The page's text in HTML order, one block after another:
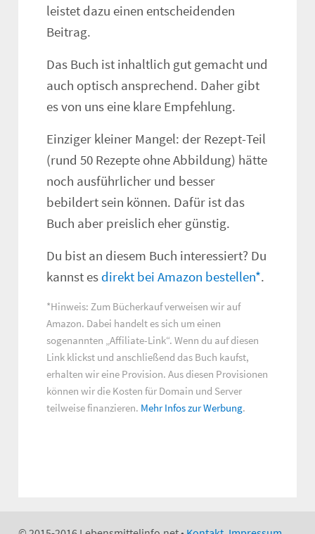
leistet dazu einen entscheidenden
Beitrag.
Das Buch ist inhaltlich gut gemacht und
auch optisch ansprechend. Daher gibt
es von uns eine klare Empfehlung.
Einziger kleiner Mangel: der Rezept-Teil
(rund 50 Rezepte ohne Abbildung) hätte
noch ausführlicher und besser
bebildert sein können. Dafür ist das
Buch aber preislich eher günstig.
Du bist an diesem Buch interessiert? Du
kannst es direkt bei Amazon bestellen*.
*Hinweis: Zum Bücherkauf verweisen wir auf
Amazon. Dabei handelt es sich um einen
sogenannten Affiliate-Link . Wenn du auf diesen
Link klickst und anschließend das Buch kaufst,
erhalten wir eine Provision. Aus diesen Provisionen
können wir die Kosten für Domain und Server
teilweise finanzieren. Mehr Infos zur Werbung.